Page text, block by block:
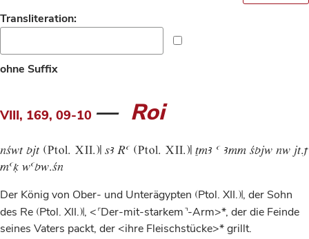
Transliteration:
ohne Suffix
VIII, 169, 09-10 Roi
ncwt bjt öÐñìé. ÙÉÉ.Ä sA Ra öÐñìé. ÙÉÉ.Ä TmA a Amm cbjw nw jt.f
maq wabw.cn
Der König von Ober- und Unterägypten öPtol. XII.Ä, der Sohn
des Re öPtol. XII.Ä, <%Der-mit-starkem&-Arm>*, der die Feinde
seines Vaters packt, der <ihre Fleischstücke>* grillt.